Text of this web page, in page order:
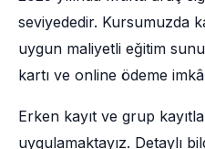
seviyededir. Kursumuzda
uygun maliyetli eğitim
kartı ve online ödeme
Erken kayıt ve grup
uygulamaktayız. Detaylı